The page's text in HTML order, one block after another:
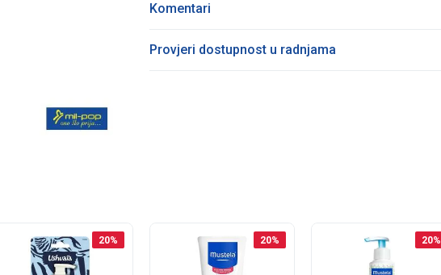
Komentari
Provjeri dostupnost u radnjama
20% 20% 20%